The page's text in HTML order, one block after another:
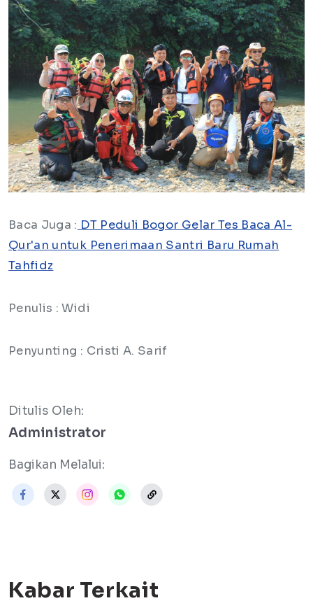
Baca Juga : DT Peduli Bogor Gelar Tes Baca Al-
Qur'an untuk Penerimaan Santri Baru Rumah
Tahfidz
Penulis : Widi
Penyunting : Cristi A. Sarif
Ditulis Oleh:
Administrator
Bagikan Melalui:
Kabar Terkait